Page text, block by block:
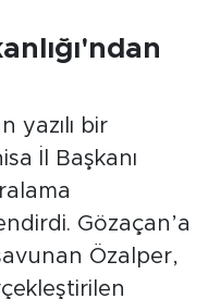
yazılı bir
İl Başkanı
Gözaçan’a
Özalper,